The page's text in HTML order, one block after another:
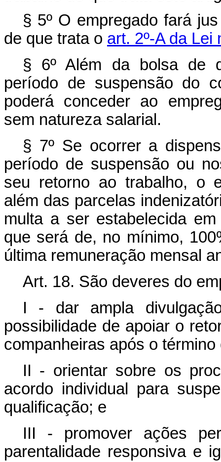
§ 5º O empregado fará
de que trata o art. 2º-A da Lei
§ 6º Além da bolsa de
período de suspensão do
poderá conceder ao
sem natureza salarial.
§ 7º Se ocorrer a
período de suspensão ou
seu retorno ao trabalho, o
além das parcelas
multa a ser estabelecida
que será de, no mínimo,
última remuneração mensal
Art. 18. São deveres do
I - dar ampla
possibilidade de apoiar o
companheiras após o
II - orientar sobre os
acordo individual para
qualificação; e
III - promover ações
parentalidade responsiva e